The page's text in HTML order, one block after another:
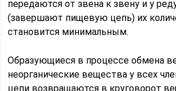
передаются от звена к звену и у
(завершают пищевую цепь) их
становится минимальным.
Образующиеся в процессе обмена
неорганические вещества у всех
цепи возвращаются в круговорот